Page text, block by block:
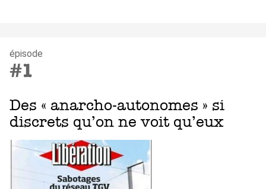
épisode
#1
Des « anarcho-autonomes » si
discrets qu’on ne voit qu’eux